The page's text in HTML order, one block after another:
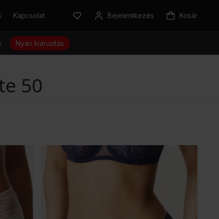
Kapcsolat Bejelentkezés Kosár
Nyári kiárusítás
50